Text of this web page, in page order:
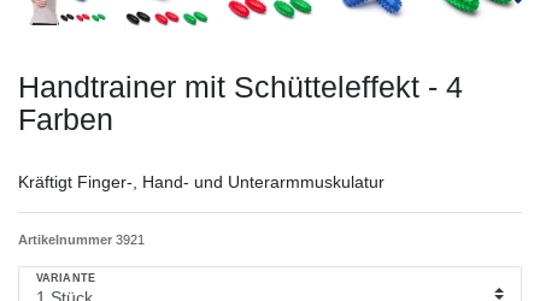
Handtrainer mit Schütteleffekt - 4
Farben
Kräftigt Finger-, Hand- und Unterarmmuskulatur
Artikelnummer 3921
VARIANTE